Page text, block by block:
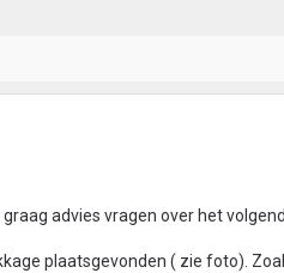
advies vragen over het
plaatsgevonden ( zie foto).